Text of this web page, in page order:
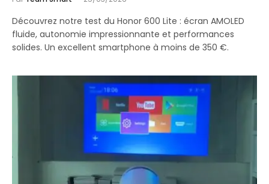
Découvrez notre test du Honor 600 Lite : écran AMOLED
fluide, autonomie impressionnante et performances
solides. Un excellent smartphone à moins de 350 €.